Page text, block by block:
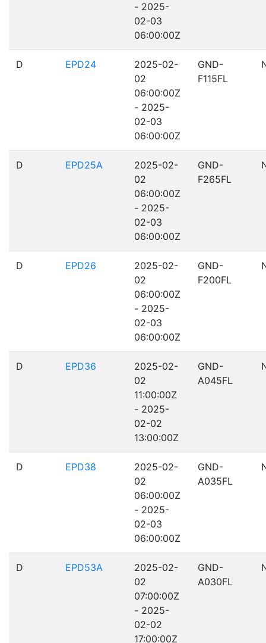
- 2025-
02-03
06:00:00Z
D EPD24
2025-02-
02
06:00:00Z
- 2025-
02-03
06:00:00Z
GND-
F115FL
D EPD25A
2025-02-
02
06:00:00Z
- 2025-
02-03
06:00:00Z
GND-
F265FL
D EPD26
2025-02-
02
06:00:00Z
- 2025-
02-03
06:00:00Z
GND-
F200FL
D EPD36
2025-02-
02
11:00:00Z
- 2025-
02-02
13:00:00Z
GND-
A045FL
D EPD38
2025-02-
02
06:00:00Z
- 2025-
02-03
06:00:00Z
GND-
A035FL
D EPD53A
2025-02-
02
07:00:00Z
- 2025-
02-02
17:00:00Z
GND-
A030FL